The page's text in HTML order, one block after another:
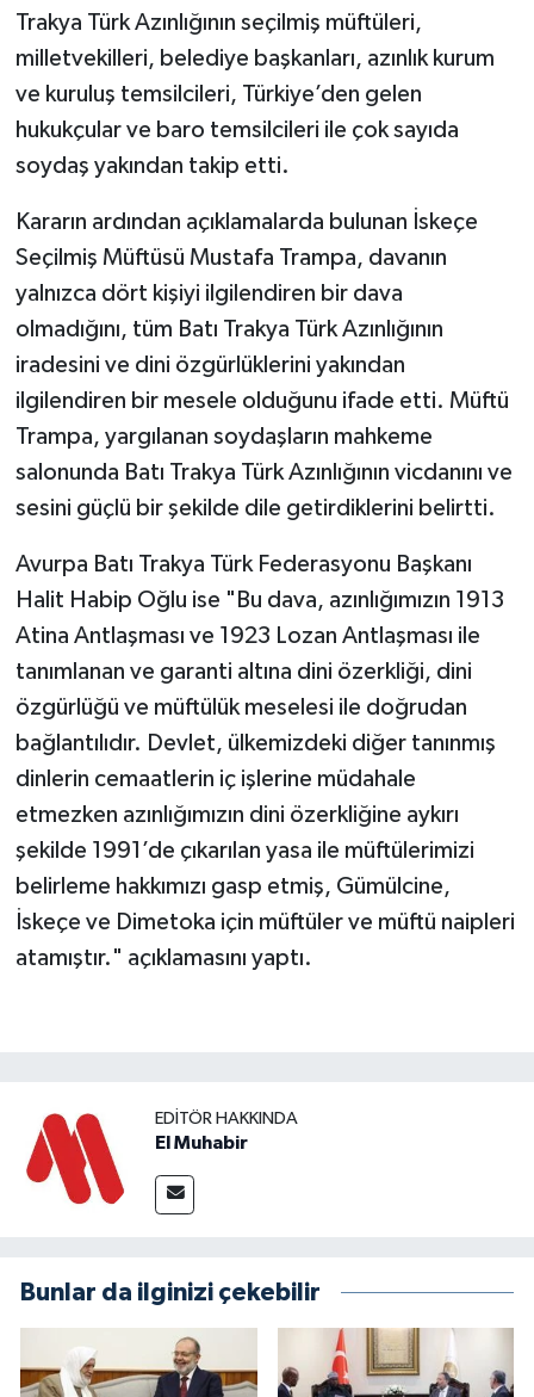
Trakya Türk Azınlığının seçilmiş müftüleri,
milletvekilleri, belediye başkanları, azınlık kurum
ve kuruluş temsilcileri, Türkiye’den gelen
hukukçular ve baro temsilcileri ile çok sayıda
soydaş yakından takip etti.
Kararın ardından açıklamalarda bulunan İskeçe
Seçilmiş Müftüsü Mustafa Trampa, davanın
yalnızca dört kişiyi ilgilendiren bir dava
olmadığını, tüm Batı Trakya Türk Azınlığının
iradesini ve dini özgürlüklerini yakından
ilgilendiren bir mesele olduğunu ifade etti. Müftü
Trampa, yargılanan soydaşların mahkeme
salonunda Batı Trakya Türk Azınlığının vicdanını ve
sesini güçlü bir şekilde dile getirdiklerini belirtti.
Avurpa Batı Trakya Türk Federasyonu Başkanı
Halit Habip Oğlu ise "Bu dava, azınlığımızın 1913
Atina Antlaşması ve 1923 Lozan Antlaşması ile
tanımlanan ve garanti altına dini özerkliği, dini
özgürlüğü ve müftülük meselesi ile doğrudan
bağlantılıdır. Devlet, ülkemizdeki diğer tanınmış
dinlerin cemaatlerin iç işlerine müdahale
etmezken azınlığımızın dini özerkliğine aykırı
şekilde 1991’de çıkarılan yasa ile müftülerimizi
belirleme hakkımızı gasp etmiş, Gümülcine,
İskeçe ve Dimetoka için müftüler ve müftü naipleri
atamıştır." açıklamasını yaptı.
EDITÖR HAKKINDA
El Muhabir
Bunlar da ilginizi çekebilir